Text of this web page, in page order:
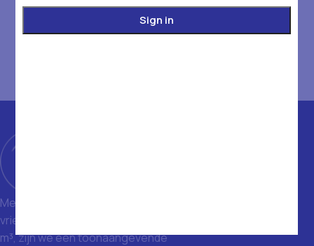
Met een magazijn van 1400 m² en
vriezers met een totale inhoud van 1500
m³, zijn we een toonaangevende
Sign in